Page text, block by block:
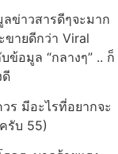
ข่าวสารดีๆจะมาก
ขายดีกว่า Viral
ข้อมูล “กลางๆ” .. ก็
ดี
ร มีอะไรที่อยากจะ
รับ 55)